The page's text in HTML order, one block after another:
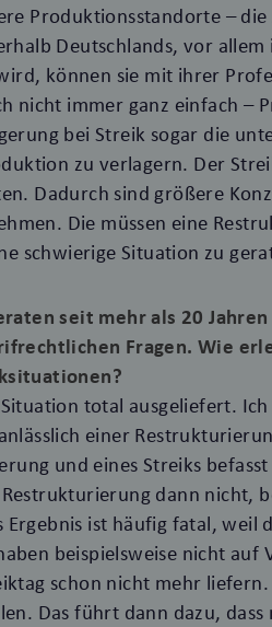
Produktionsstandorte –
Deutschlands, vor
können sie mit ihrer
nicht immer ganz einfach –
bei Streik sogar die
zu verlagern. Der
Dadurch sind größere
Die müssen eine
schwierige Situation zu
seit mehr als 20
Fragen. Wie
total ausgeliefert.
einer
und eines Streiks
dann nicht,
ist häufig fatal, weil
beispielsweise nicht
schon nicht mehr liefern.
Das führt dann dazu,